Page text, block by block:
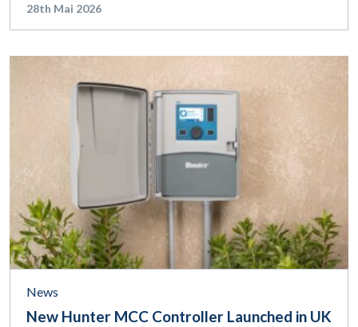
28th Mai 2026
News
New Hunter MCC Controller Launched in UK